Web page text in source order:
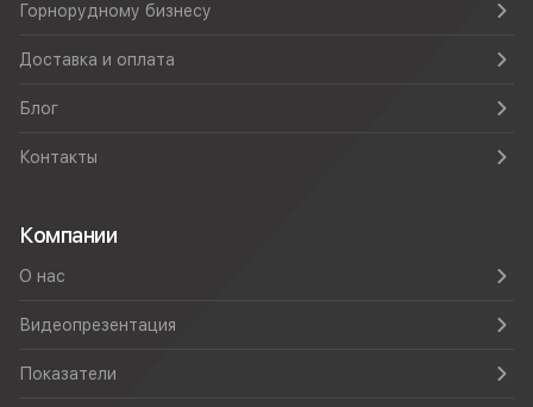
Горнорудному бизнесу
Доставка и оплата
Блог
Контакты
Компании
О нас
Видеопрезентация
Показатели